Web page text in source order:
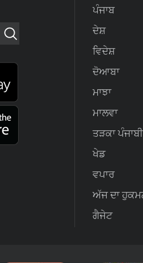
ਪੰਜਾਬ
ਦੇਸ਼
ਵਿਦੇਸ਼
ਦੋਆਬਾ
ਮਾਝਾ
ਮਾਲਵਾ
ਤੜਕਾ ਪੰਜਾਬੀ
ਖੇਡ
ਵਪਾਰ
ਅੱਜ ਦਾ
ਗੈਜੇਟ